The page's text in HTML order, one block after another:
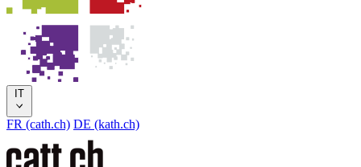
IT
FR (cath.ch) DE (kath.ch)